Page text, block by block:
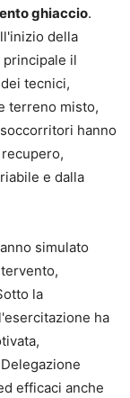
ghiaccio.
della
principale il
tecnici,
terreno misto,
hanno
e dalla
simulato
la
ha
efficaci anche